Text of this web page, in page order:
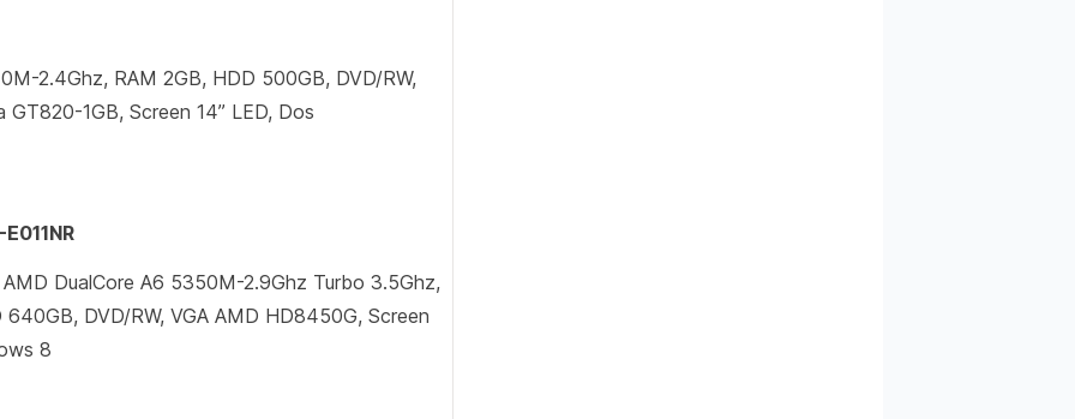
2.4Ghz, RAM 2GB, HDD 500GB, DVD/RW,
GT820-1GB, Screen 14” LED, Dos
DualCore A6 5350M-2.9Ghz Turbo 3.5Ghz,
DVD/RW, VGA AMD HD8450G, Screen
8